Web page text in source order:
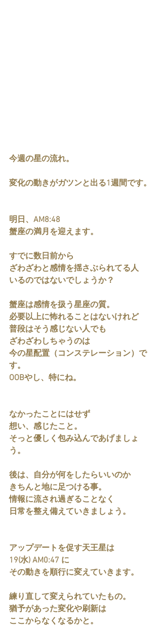
今週の星の流れ。
変化の動きがガツンと出る1週間です。
明日、AM8:48
蟹座の満月を迎えます。
すでに数日前から
ざわざわと感情を揺さぶられてる人
いるのではないでしょうか？
蟹座は感情を扱う星座の質。
必要以上に怖れることはないけれど
普段はそう感じない人でも
ざわざわしちゃうのは
今の星配置（コンステレーション）で
す。
OOBやし、特にね。
なかったことにはせず
想い、感じたこと。
そっと優しく包み込んであげましょ
う。
後は、自分が何をしたらいいのか
きちんと地に足つける事。
情報に流され過ぎることなく
日常を整え備えていきましょう。
アップデートを促す天王星は
19(水) AM0:47 に
その動きを順行に変えていきます。
練り直して変えられていたもの。
猶予があった変化や刷新は
ここからなくなるかと。